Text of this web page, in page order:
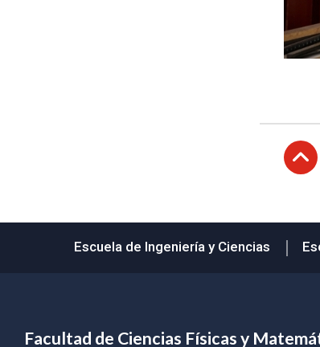
Escuela de Ingeniería y Ciencias
Facultad de Ciencias Físicas y